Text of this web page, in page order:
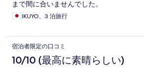
まで間に合いませんでした。
IKUYO、3 泊旅行
宿泊者限定の口コミ
10/10 (最高に素晴らしい)